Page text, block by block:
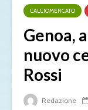
CALCIOMERCATO
Genoa,
nuovo
Rossi
Redazione